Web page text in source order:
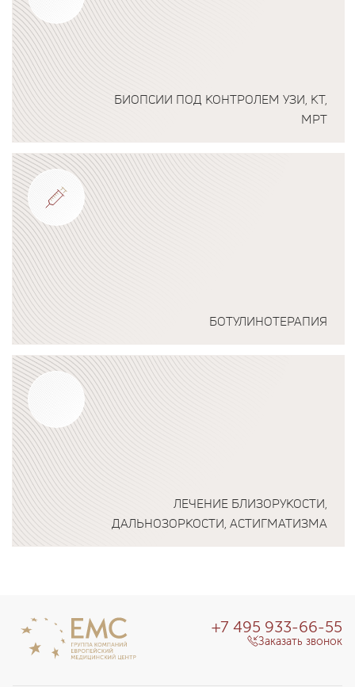
БИОПСИИ ПОД КОНТРОЛЕМ УЗИ, КТ,
МРТ
Подробнее о программе
БОТУЛИНОТЕРАПИЯ
Подробнее о программе
ЛЕЧЕНИЕ БЛИЗОРУКОСТИ,
ДАЛЬНОЗОРКОСТИ, АСТИГМАТИЗМА
+7 495 933-66-55
Заказать звонок